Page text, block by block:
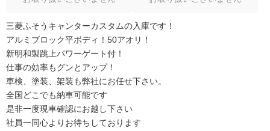
三菱ふそうキャンターカスタムの入庫です！
アルミブロック平ボディ！50アオリ！
新明和製跳上パワーゲート付！
仕事の効率もグンとアップ！
車検、塗装、架装も弊社にお任せ下さい。
全国どこでも納車可能です
是非一度現車確認にお越し下さい
社員一同心よりお待ちしております